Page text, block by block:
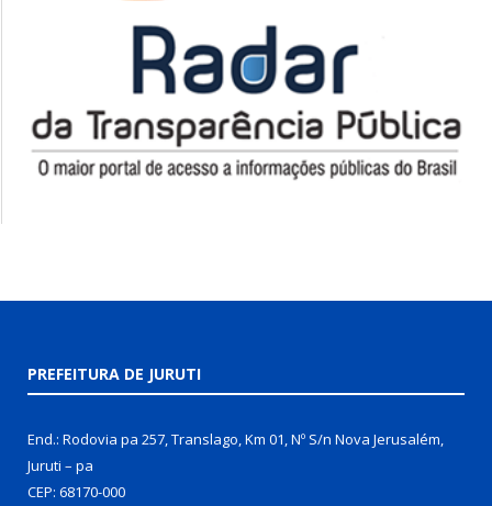
PREFEITURA DE JURUTI
End.: Rodovia pa 257, Translago, Km 01, Nº S/n Nova Jerusalém,
Juruti – pa
CEP: 68170-000